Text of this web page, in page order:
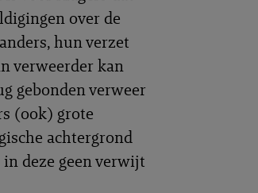
over de
hun verzet
verweerder kan
gebonden verweer
(ook) grote
achtergrond
deze geen verwijt